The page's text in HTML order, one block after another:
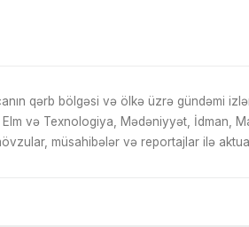
qərb bölgəsi və ölkə üzrə gündəmi
və Texnologiya, Mədəniyyət, İdman,
müsahibələr və reportajlar ilə